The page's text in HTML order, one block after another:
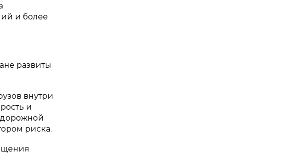
и более
развиты
внутри
и
риска.